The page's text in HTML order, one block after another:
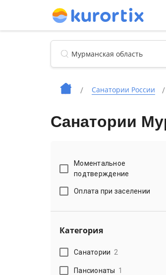
Санатории России
Санатории
Моментальное
подтверждение
Оплата при заселении
Категория
Санатории 2
Пансионаты 1